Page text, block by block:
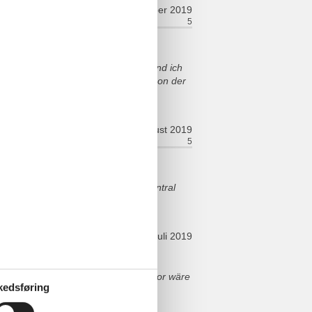
oktober 2019
5
Kräutergarten "plündern" darf, fand ich
nicht koche. Aber alleine schon der
august 2019
5
Leute, zu Hause Gefühl and zentral
juli 2019
schlecht zu belüften. Ein Ventilator wäre
Darauf könnte in den,
werden.